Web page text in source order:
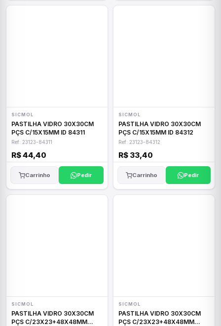
SICMOL
PASTILHA VIDRO 30X30CM
PÇS C/15X15MM ID 84311
Ref: 23123-84311
R$ 44,40
Carrinho Pedir
SICMOL
PASTILHA VIDRO 30X30CM
PÇS C/15X15MM ID 84312
Ref: 23123-84312
R$ 33,40
Carrinho Pedir
SICMOL
PASTILHA VIDRO 30X30CM
PÇS C/23X23+48X48MM
SICMOL
PASTILHA VIDRO 30X30CM
PÇS C/23X23+48X48MM